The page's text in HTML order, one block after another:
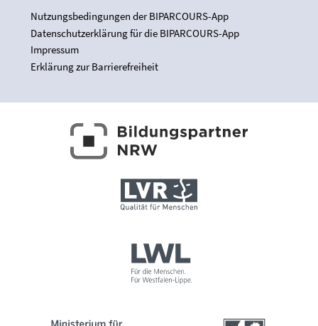
Nutzungsbedingungen der BIPARCOURS-App
Datenschutzerklärung für die BIPARCOURS-App
Impressum
Erklärung zur Barrierefreiheit